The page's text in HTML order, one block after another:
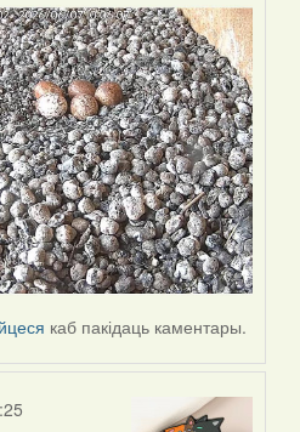
каб пакідаць каментары.